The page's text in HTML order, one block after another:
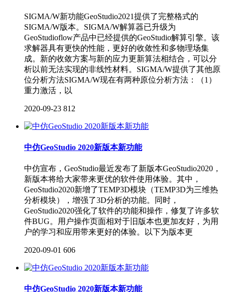
SIGMA/W新功能GeoStudio2021提供了完整格式的
SIGMA/W版本。SIGMA/W解算器已升级为
GeoStudioflow产品中已经提供的GeoStudio解算引擎。该
求解器具有更快的性能，更好的收敛性和多物理场集
成。新的收敛方案与新的应力更新算法相结合，可以分
析以前无法实现的非线性材料。SIGMA/W提供了其他原
位分析方法SIGMA/W现在有两种原位分析方法：（1）
重力激活，以
2020-09-23 812
中仿GeoStudio 2020新版本新功能
中仿宣布，GeoStudio最近发布了新版本GeoStudio2020，
新版本将给大家带来更优的软件使用体验。其中，
GeoStudio2020新增了TEMP3D模块（TEMP3D为三维热
分析模块），增强了3D分析的功能。同时，
GeoStudio2020强化了软件的功能和操作，修复了许多软
件BUG。用户操作页面相对于旧版本也更加友好，为用
户的学习和应用带来更好的体验。以下为版本更
2020-09-01 606
中仿GeoStudio 2020新版本新功能